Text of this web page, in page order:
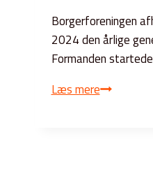
Borgerforeningen
2024 den årlige
Formanden
Læs mere